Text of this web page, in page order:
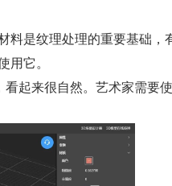
料是纹理处理的重要基础，
它。
看起来很自然。艺术家需要